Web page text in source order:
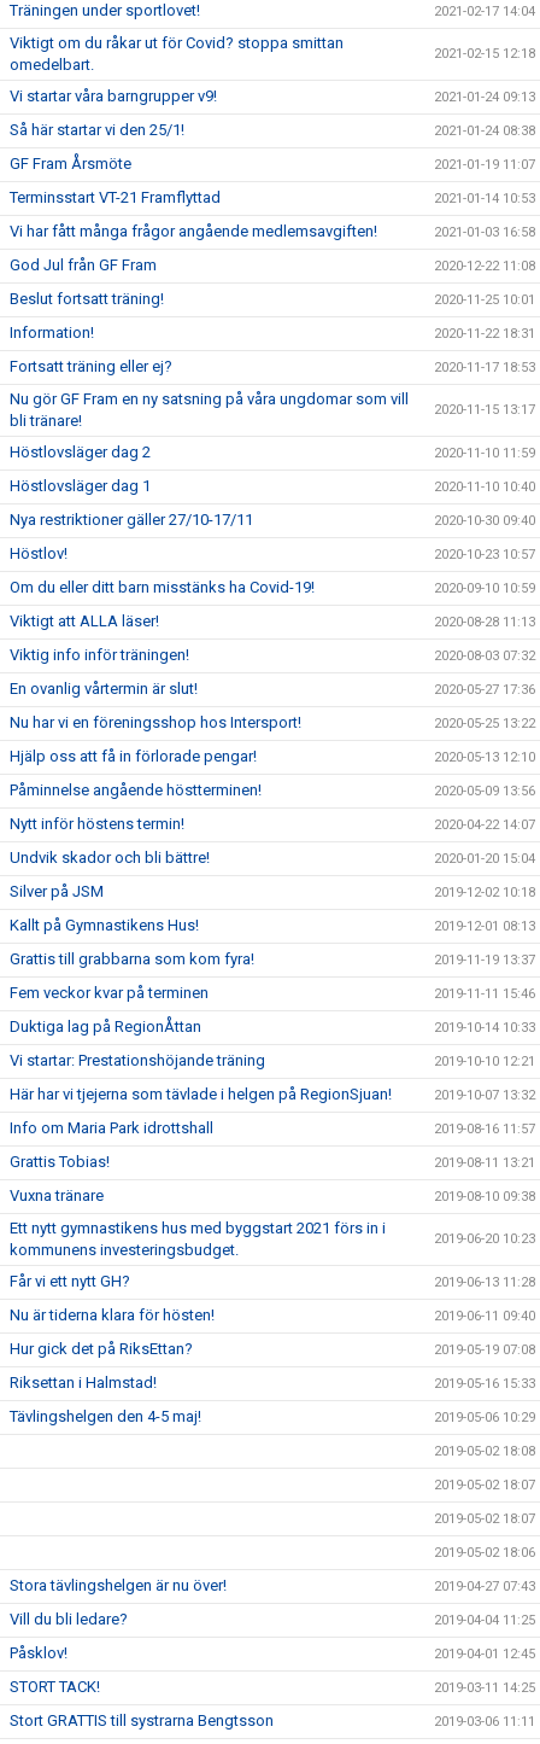
Träningen under sportlovet! 2021-02-17 14:04
Viktigt om du råkar ut för Covid? stoppa smittan
omedelbart.
2021-02-15 12:18
Vi startar våra barngrupper v9! 2021-01-24 09:13
Så här startar vi den 25/1! 2021-01-24 08:38
GF Fram Årsmöte 2021-01-19 11:07
Terminsstart VT-21 Framflyttad 2021-01-14 10:53
Vi har fått många frågor angående medlemsavgiften! 2021-01-03 16:58
God Jul från GF Fram 2020-12-22 11:08
Beslut fortsatt träning! 2020-11-25 10:01
Information! 2020-11-22 18:31
Fortsatt träning eller ej? 2020-11-17 18:53
Nu gör GF Fram en ny satsning på våra ungdomar som vill
bli tränare!
2020-11-15 13:17
Höstlovsläger dag 2 2020-11-10 11:59
Höstlovsläger dag 1 2020-11-10 10:40
Nya restriktioner gäller 27/10-17/11 2020-10-30 09:40
Höstlov! 2020-10-23 10:57
Om du eller ditt barn misstänks ha Covid-19! 2020-09-10 10:59
Viktigt att ALLA läser! 2020-08-28 11:13
Viktig info inför träningen! 2020-08-03 07:32
En ovanlig vårtermin är slut! 2020-05-27 17:36
Nu har vi en föreningsshop hos Intersport! 2020-05-25 13:22
Hjälp oss att få in förlorade pengar! 2020-05-13 12:10
Påminnelse angående höstterminen! 2020-05-09 13:56
Nytt inför höstens termin! 2020-04-22 14:07
Undvik skador och bli bättre! 2020-01-20 15:04
Silver på JSM 2019-12-02 10:18
Kallt på Gymnastikens Hus! 2019-12-01 08:13
Grattis till grabbarna som kom fyra! 2019-11-19 13:37
Fem veckor kvar på terminen 2019-11-11 15:46
Duktiga lag på RegionÅttan 2019-10-14 10:33
Vi startar: Prestationshöjande träning 2019-10-10 12:21
Här har vi tjejerna som tävlade i helgen på RegionSjuan! 2019-10-07 13:32
Info om Maria Park idrottshall 2019-08-16 11:57
Grattis Tobias! 2019-08-11 13:21
Vuxna tränare 2019-08-10 09:38
Ett nytt gymnastikens hus med byggstart 2021 förs in i
kommunens investeringsbudget.
2019-06-20 10:23
Får vi ett nytt GH? 2019-06-13 11:28
Nu är tiderna klara för hösten! 2019-06-11 09:40
Hur gick det på RiksEttan? 2019-05-19 07:08
Riksettan i Halmstad! 2019-05-16 15:33
Tävlingshelgen den 4-5 maj! 2019-05-06 10:29
2019-05-02 18:08
2019-05-02 18:07
2019-05-02 18:07
2019-05-02 18:06
Stora tävlingshelgen är nu över! 2019-04-27 07:43
Vill du bli ledare? 2019-04-04 11:25
Påsklov! 2019-04-01 12:45
STORT TACK! 2019-03-11 14:25
Stort GRATTIS till systrarna Bengtsson 2019-03-06 11:11